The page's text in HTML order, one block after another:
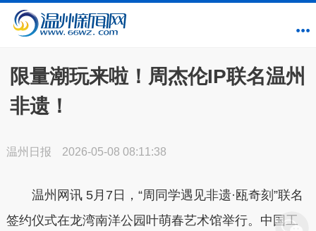
限量潮玩来啦！周杰伦IP联名温州
非遗！
温州日报 2026-05-08 08:11:38
温州网讯 5月7日，“周同学遇见非遗·瓯奇刻”联名
签约仪式在龙湾南洋公园叶萌春艺术馆举行。中国工